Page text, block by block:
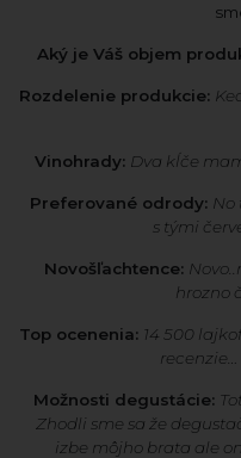
Aký je Váš objem
Rozdelenie produkcie:
Vinohrady: Dva kĺče
Preferované odrody: No
s tými
Novošľachtence:
hrozno
Top ocenenia: 14 500
Možnosti degustácie:
Zhodli sme sa že
izbe môjho brata ale